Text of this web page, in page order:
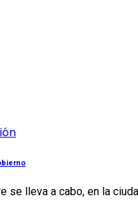
lleva a cabo, en la